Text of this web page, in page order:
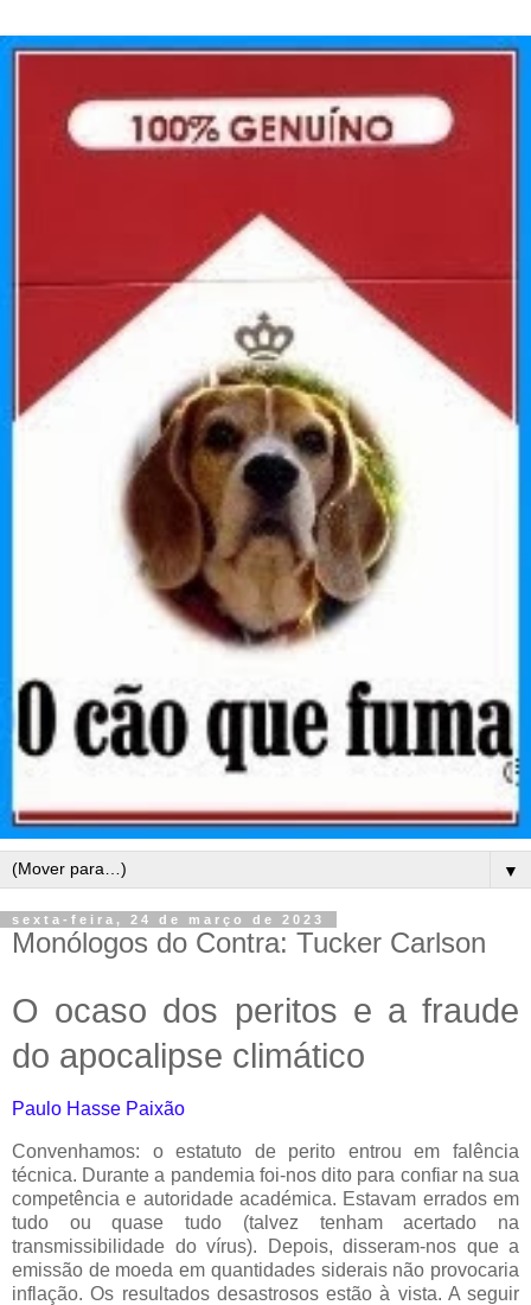
▼
sexta-feira, 24 de março de 2023
Monólogos do Contra: Tucker Carlson
O ocaso dos peritos e a fraude
do apocalipse climático
Paulo Hasse Paixão
Convenhamos: o estatuto de perito entrou em falência
técnica. Durante a pandemia foi-nos dito para confiar na sua
competência e autoridade académica. Estavam errados em
tudo ou quase tudo (talvez tenham acertado na
transmissibilidade do vírus). Depois, disseram-nos que a
emissão de moeda em quantidades siderais não provocaria
inflação. Os resultados desastrosos estão à vista. A seguir